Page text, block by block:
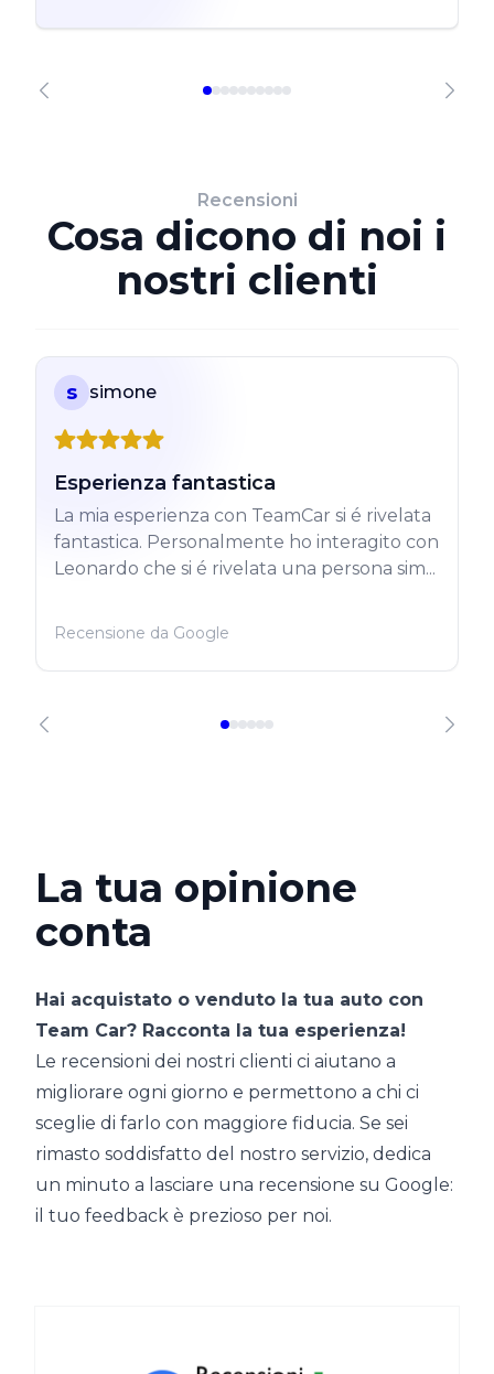
Recensioni
Cosa dicono di noi i
nostri clienti
s simone
Esperienza fantastica
La mia esperienza con TeamCar si é rivelata
fantastica. Personalmente ho interagito con
Leonardo che si é rivelata una persona sim...
Recensione da Google
La tua opinione
conta
Hai acquistato o venduto la tua auto con
Team Car? Racconta la tua esperienza!
Le recensioni dei nostri clienti ci aiutano a
migliorare ogni giorno e permettono a chi ci
sceglie di farlo con maggiore fiducia. Se sei
rimasto soddisfatto del nostro servizio, dedica
un minuto a lasciare una recensione su Google:
il tuo feedback è prezioso per noi.